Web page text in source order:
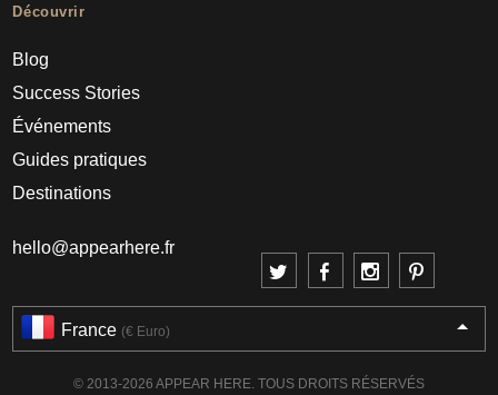
Découvrir
Blog
Success Stories
Événements
Guides pratiques
Destinations
hello@appearhere.fr
France (€ Euro)
© 2013-2026 APPEAR HERE. TOUS DROITS RÉSERVÉS